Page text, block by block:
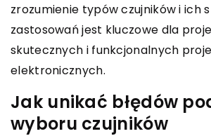
zrozumienie typów czujników i ich
zastosowań jest kluczowe dla
skutecznych i funkcjonalnych
elektronicznych.
Jak unikać błędów
wyboru czujników